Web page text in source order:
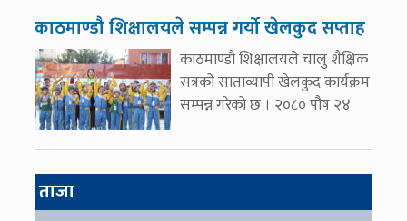
काठमाण्डौ शिक्षालयले सम्पन्न गर्यो खेलकुद सप्ताह
काठमाण्डौ शिक्षालयले चालु शैक्षिक
सत्रको साताव्यापी खेलकुद कार्यक्रम
सम्पन्न गरेको छ । २०८० पौष २४
ताजा